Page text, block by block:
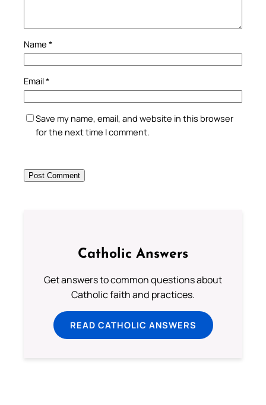
Name *
Email*
Save my name, email, and website in this browser
for the next time I comment.
Catholic Answers
Get answers to common questions about
Catholic faith and practices.
READ CATHOLIC ANSWERS